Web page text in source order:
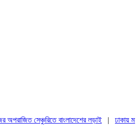
সেঞ্চুরিতে বাংলাদেশের লড়াই|ঢাকায়